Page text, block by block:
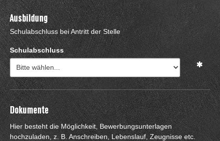
Ausbildung
Schulabschluss bei Antritt der Stelle
Schulabschluss
Dokumente
Hier besteht die Möglichkeit, Bewerbungsunterlagen
hochzuladen, z. B. Anschreiben, Lebenslauf, Zeugnisse etc.